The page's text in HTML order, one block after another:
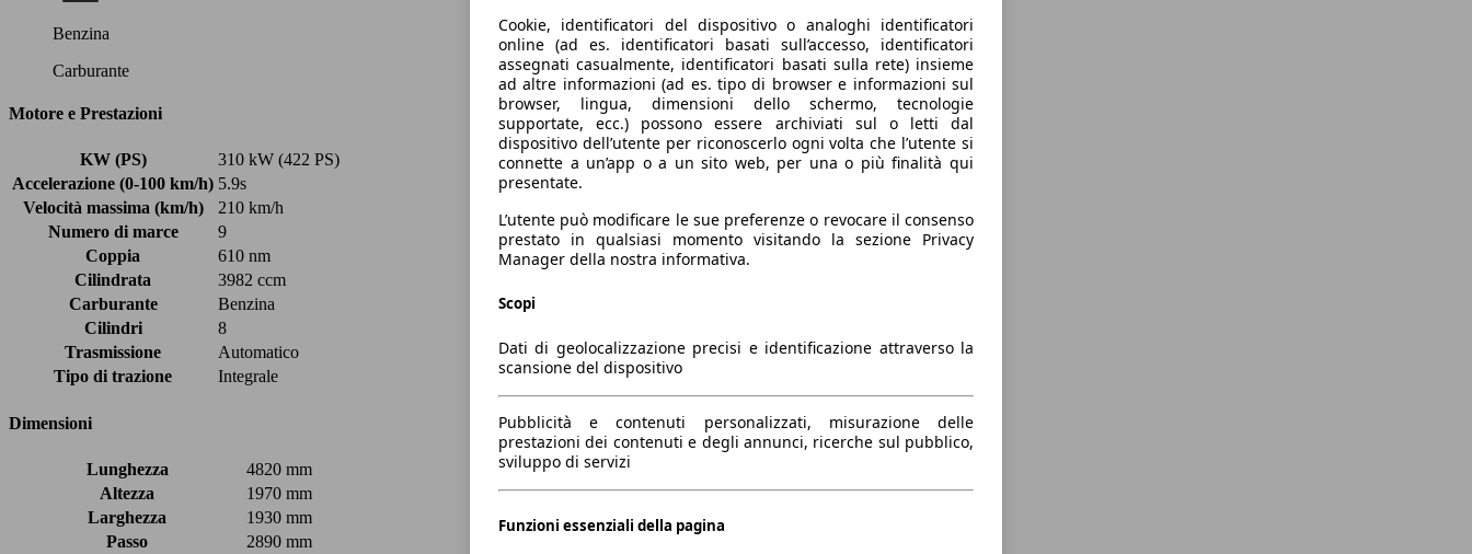
Benzina
Carburante
Motore e Prestazioni
KW (PS)
310 kW (422 PS)
Accelerazione (0-100 km/h) 5.9s
Velocità massima (km/h)
210 km/h
Numero di marce
9
Coppia
610 nm
Cilindrata
3982 ccm
Carburante
Benzina
Cilindri
8
Trasmissione
Automatico
Tipo di trazione
Integrale
Dimensioni
Lunghezza
4820 mm
Altezza
1970 mm
Larghezza
1930 mm
Passo
2890 mm
Cookie, identificatori del dispositivo o analoghi identificatori
online (ad es. identificatori basati sull’accesso, identificatori
assegnati casualmente, identificatori basati sulla rete) insieme
ad altre informazioni (ad es. tipo di browser e informazioni sul
browser, lingua, dimensioni dello schermo, tecnologie
supportate, ecc.) possono essere archiviati sul o letti dal
dispositivo dell’utente per riconoscerlo ogni volta che l’utente si
connette a un’app o a un sito web, per una o più finalità qui
presentate.
L’utente può modificare le sue preferenze o revocare il consenso
prestato in qualsiasi momento visitando la sezione Privacy
Manager della nostra informativa.
Scopi
Dati di geolocalizzazione precisi e identificazione attraverso la
scansione del dispositivo
Pubblicità e contenuti personalizzati, misurazione delle
prestazioni dei contenuti e degli annunci, ricerche sul pubblico,
sviluppo di servizi
Funzioni essenziali della pagina